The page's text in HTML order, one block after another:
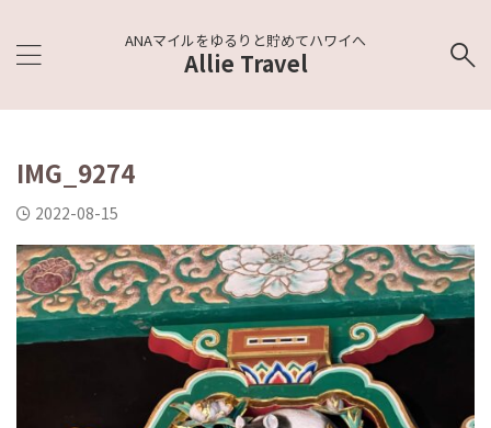
ANAマイルをゆるりと貯めてハワイへ
Allie Travel
IMG_9274
2022-08-15